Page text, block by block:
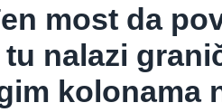
most da
nalazi
kolonama